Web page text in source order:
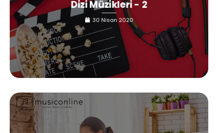
Dizi Müzikleri - 2
30 Nisan 2020